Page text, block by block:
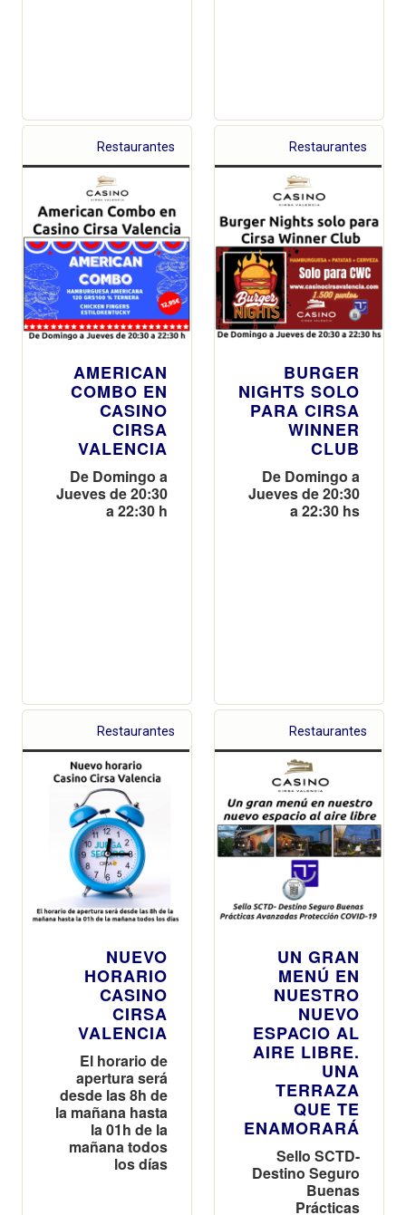
Restaurantes
AMERICAN
COMBO EN
CASINO
CIRSA
VALENCIA
De Domingo a
Jueves de 20:30
a 22:30 h
Restaurantes
BURGER
NIGHTS SOLO
PARA CIRSA
WINNER
CLUB
De Domingo a
Jueves de 20:30
a 22:30 hs
Restaurantes
NUEVO
HORARIO
CASINO
CIRSA
VALENCIA
El horario de
apertura será
desde las 8h de
la mañana hasta
la 01h de la
mañana todos
los días
Restaurantes
UN GRAN
MENÚ EN
NUESTRO
NUEVO
ESPACIO AL
AIRE LIBRE.
UNA
TERRAZA
QUE TE
ENAMORARÁ
Sello SCTD-
Destino Seguro
Buenas
Prácticas